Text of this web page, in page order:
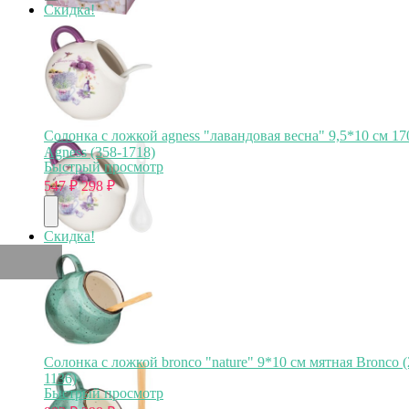
Скидка!
Солонка с ложкой agness "лавандовая весна" 9,5*10 см
Agness (358-1718)
Быстрый просмотр
547₽ 298 ₽
Скидка!
Солонка с ложкой bronco "nature" 9*10 см мятная Bronco
1136)
Быстрый просмотр